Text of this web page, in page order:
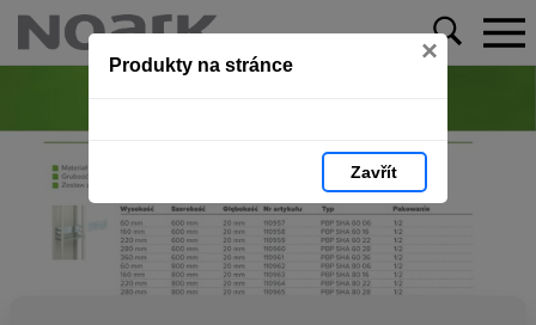
Produkty na stránce ×
Zavřít